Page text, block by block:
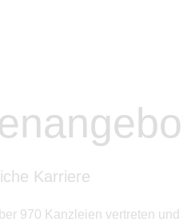
Karriere
970 Kanzleien vertreten